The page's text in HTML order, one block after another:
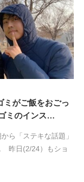
ミがご飯をおごっ
ミのインス…
ら「ステキな話題」
昨日(2/24）もショ